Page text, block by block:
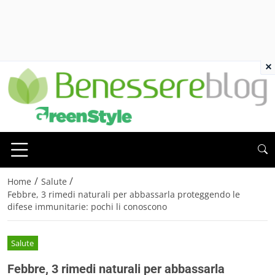
Home / Salute /
Febbre, 3 rimedi naturali per abbassarla proteggendo le
difese immunitarie: pochi li conoscono
Salute
Febbre, 3 rimedi naturali per abbassarla
×